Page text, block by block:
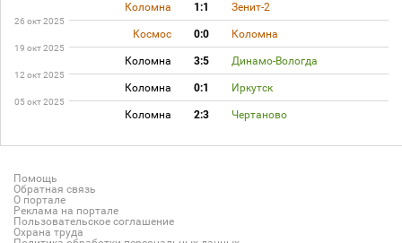
Коломна 1:1 Зенит-2
26 окт 2025
Космос 0:0 Коломна
19 окт 2025
Коломна 3:5 Динамо-Вологда
12 окт 2025
Коломна 0:1 Иркутск
05 окт 2025
Коломна 2:3 Чертаново
Помощь
Обратная связь
О портале
Реклама на портале
Пользовательское соглашение
Охрана труда